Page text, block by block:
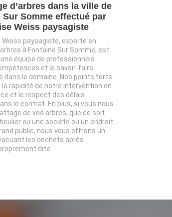
d’arbres dans la ville de
Sur Somme effectué par
Weiss paysagiste
Weiss paysagiste, experte en
à Fontaine Sur Somme, est
équipe de professionnels
et le savoir-faire
dans le domaine. Nos points forts
rapidité de notre intervention en
et le respect des délais
le contrat. En plus, si vous nous
de vos arbres, que ce soit
ou une société ou un endroit
public, nous vous offrons un
les déchets après
dite.